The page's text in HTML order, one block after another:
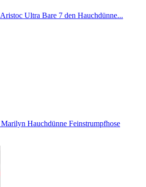
Aristoc Ultra Bare 7 den Hauchdünne...
Marilyn Hauchdünne Feinstrumpfhose